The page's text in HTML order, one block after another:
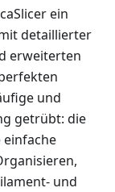
ein
detaillierter
erweiterten
und
getrübt: die
einfache
und